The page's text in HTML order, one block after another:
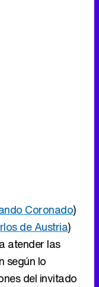
Coronado)
de Austria)
atender las
según lo
del invitado